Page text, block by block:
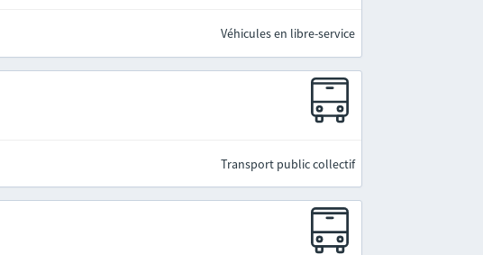
Véhicules en libre-service
Transport public collectif